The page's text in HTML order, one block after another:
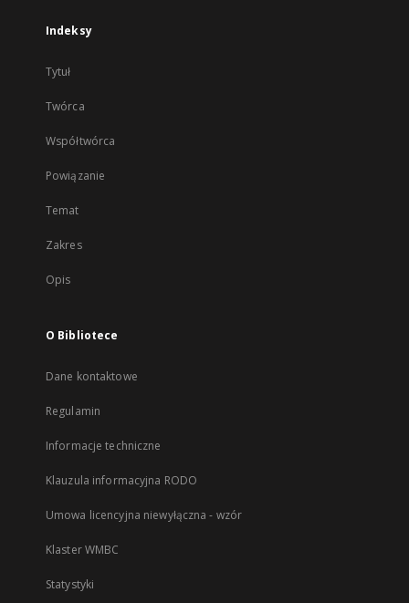
Indeksy
Tytuł
Twórca
Współtwórca
Powiązanie
Temat
Zakres
Opis
O Bibliotece
Dane kontaktowe
Regulamin
Informacje techniczne
Klauzula informacyjna RODO
Umowa licencyjna niewyłączna - wzór
Klaster WMBC
Statystyki